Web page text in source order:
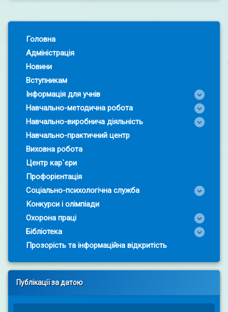
Головна
Адміністрація
Новини
Вступникам
Інформація для учнів
Навчально-методична робота
Навчально-виробнича діяльність
Навчально-практичний центр
Виховна робота
Центр кар`єри
Профорієнтація
Соціально-психологічна служба
Конкурси і олімпіади
Охорона праці
Бібліотека
Прозорість та інформаційна відкритість
Публікації за датою